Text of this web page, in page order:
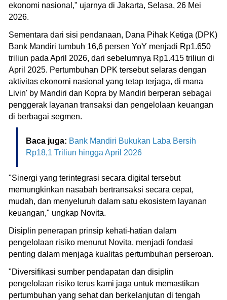
ekonomi nasional," ujarnya di Jakarta, Selasa, 26 Mei
2026.
Sementara dari sisi pendanaan, Dana Pihak Ketiga (DPK)
Bank Mandiri tumbuh 16,6 persen YoY menjadi Rp1.650
triliun pada April 2026, dari sebelumnya Rp1.415 triliun di
April 2025. Pertumbuhan DPK tersebut selaras dengan
aktivitas ekonomi nasional yang tetap terjaga, di mana
Livin' by Mandiri dan Kopra by Mandiri berperan sebagai
penggerak layanan transaksi dan pengelolaan keuangan
di berbagai segmen.
Baca juga: Bank Mandiri Bukukan Laba Bersih
Rp18,1 Triliun hingga April 2026
"Sinergi yang terintegrasi secara digital tersebut
memungkinkan nasabah bertransaksi secara cepat,
mudah, dan menyeluruh dalam satu ekosistem layanan
keuangan," ungkap Novita.
Disiplin penerapan prinsip kehati-hatian dalam
pengelolaan risiko menurut Novita, menjadi fondasi
penting dalam menjaga kualitas pertumbuhan perseroan.
"Diversifikasi sumber pendapatan dan disiplin
pengelolaan risiko terus kami jaga untuk memastikan
pertumbuhan yang sehat dan berkelanjutan di tengah